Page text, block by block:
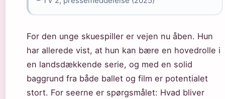
For den unge skuespiller er vejen nu åben. Hun
har allerede vist, at hun kan bære en hovedrolle i
en landsdækkende serie, og med en solid
baggrund fra både ballet og film er potentialet
stort. For seerne er spørgsmålet: Hvad bliver